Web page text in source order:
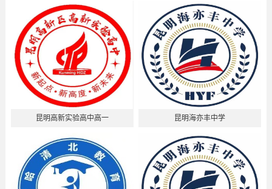
昆明高新实验高中高一 昆明海亦丰中学